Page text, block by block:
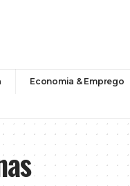
Economia & Emprego